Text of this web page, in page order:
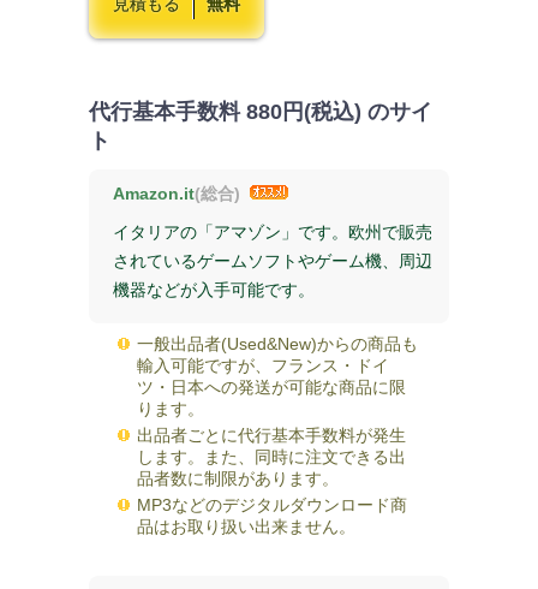
代行基本手数料 880円(税込) のサイ
ト
Amazon.it(総合)
イタリアの「アマゾン」です。欧州で販売
されているゲームソフトやゲーム機、周辺
機器などが入手可能です。
一般出品者(Used&New)からの商品も
輸入可能ですが、フランス・ドイ
ツ・日本への発送が可能な商品に限
ります。
出品者ごとに代行基本手数料が発生
します。また、同時に注文できる出
品者数に制限があります。
MP3などのデジタルダウンロード商
品はお取り扱い出来ません。